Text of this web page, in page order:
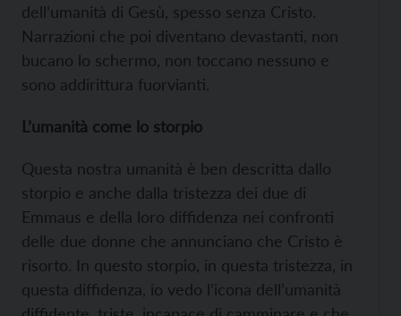
dell’umanità di Gesù, spesso senza Cristo.
Narrazioni che poi diventano devastanti, non
bucano lo schermo, non toccano nessuno e
sono addirittura fuorvianti.
L’umanità come lo storpio
Questa nostra umanità è ben descritta dallo
storpio e anche dalla tristezza dei due di
Emmaus e della loro diffidenza nei confronti
delle due donne che annunciano che Cristo è
risorto. In questo storpio, in questa tristezza, in
questa diffidenza, io vedo l’icona dell’umanità